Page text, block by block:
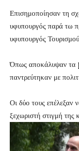
Επισημοποίησαν τη
υφυπουργός παρά τω
υφυπουργός
Όπως αποκάλυψαν
παντρεύτηκαν με
Οι δύο τους επέλεξαν
ξεχωριστή στιγμή της